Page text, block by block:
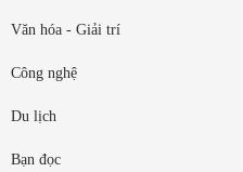
Văn hóa - Giải trí
Công nghệ
Du lịch
Bạn đọc